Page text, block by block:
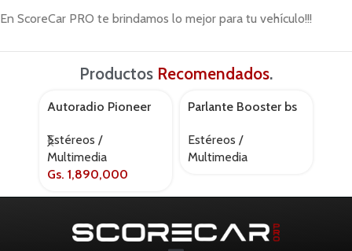
En ScoreCar PRO te brindamos lo mejor para tu vehículo!!!
Productos Recomendados.
Autoradio Pioneer
Estéreos /
Multimedia
Gs. 1,890,000
AGOTADO
Parlante Booster bs
Estéreos /
Multimedia